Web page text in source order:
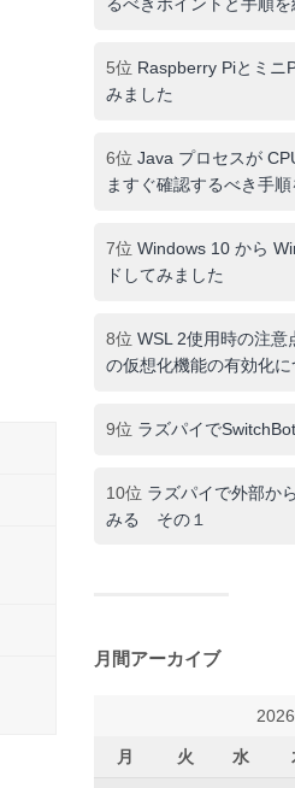
5位 Raspberry Piとミニ
みました
6位 Java プロセスが
ますぐ確認するべき手順
7位 Windows 10 から
ドしてみました
8位 WSL 2使用時の注意
の仮想化機能の有効化に
9位 ラズパイで
10位 ラズパイで外部か
みる その１
月間アーカイブ
月 火 水